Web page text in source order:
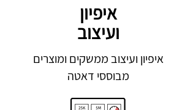
איפיון
ועיצוב
איפיון ועיצוב ממשקים ומוצרים
מבוססי דאטה